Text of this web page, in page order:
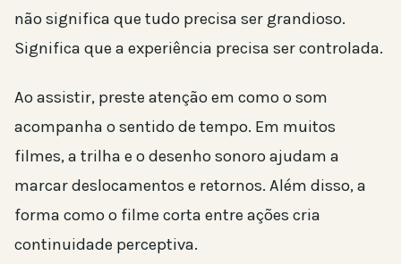
não significa que tudo precisa ser grandioso.
Significa que a experiência precisa ser controlada.
Ao assistir, preste atenção em como o som
acompanha o sentido de tempo. Em muitos
filmes, a trilha e o desenho sonoro ajudam a
marcar deslocamentos e retornos. Além disso, a
forma como o filme corta entre ações cria
continuidade perceptiva.